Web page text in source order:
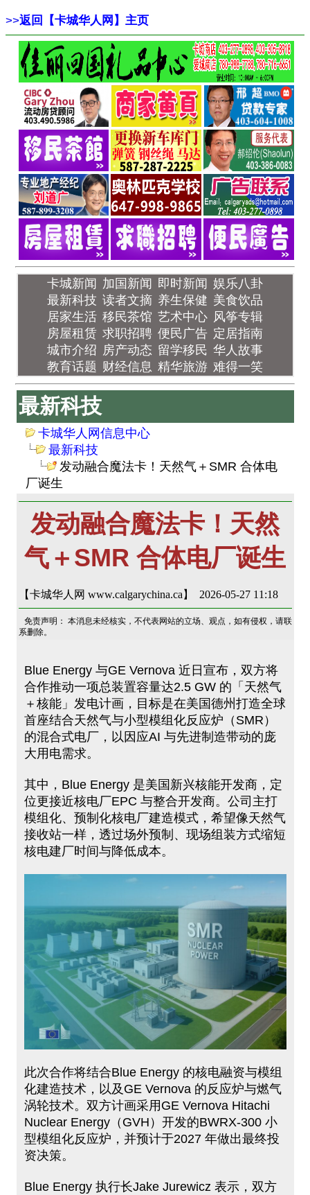
>>返回【卡城华人网】主页
卡城新闻 加国新闻 即时新闻 娱乐八卦
最新科技 读者文摘 养生保健 美食饮品
居家生活 移民茶馆 艺术中心 风筝专辑
房屋租赁 求职招聘 便民广告 定居指南
城市介绍 房产动态 留学移民 华人故事
教育话题 财经信息 精华旅游 难得一笑
最新科技
卡城华人网信息中心
最新科技
发动融合魔法卡！天然气＋SMR 合体电
厂诞生
发动融合魔法卡！天然
气＋SMR 合体电厂诞生
【卡城华人网 www.calgarychina.ca】 2026-05-27 11:18
免责声明： 本消息未经核实，不代表网站的立场、观点，如有侵权，请联
系删除。
Blue Energy 与GE Vernova 近日宣布，双方将
合作推动一项总装置容量达2.5 GW 的「天然气
＋核能」发电计画，目标是在美国德州打造全球
首座结合天然气与小型模组化反应炉（SMR）
的混合式电厂，以因应AI 与先进制造带动的庞
大用电需求。
其中，Blue Energy 是美国新兴核能开发商，定
位更接近核电厂EPC 与整合开发商。公司主打
模组化、预制化核电厂建造模式，希望像天然气
接收站一样，透过场外预制、现场组装方式缩短
核电建厂时间与降低成本。
此次合作将结合Blue Energy 的核电融资与模组
化建造技术，以及GE Vernova 的反应炉与燃气
涡轮技术。双方计画采用GE Vernova Hitachi
Nuclear Energy（GVH）开发的BWRX-300 小
型模组化反应炉，并预计于2027 年做出最终投
资决策。
Blue Energy 执行长Jake Jurewicz 表示，双方